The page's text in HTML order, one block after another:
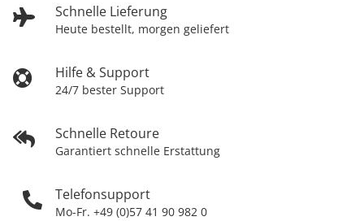
Schnelle Lieferung
Heute bestellt, morgen geliefert
Hilfe & Support
24/7 bester Support
Schnelle Retoure
Garantiert schnelle Erstattung
Telefonsupport
Mo-Fr. +49 (0)57 41 90 982 0